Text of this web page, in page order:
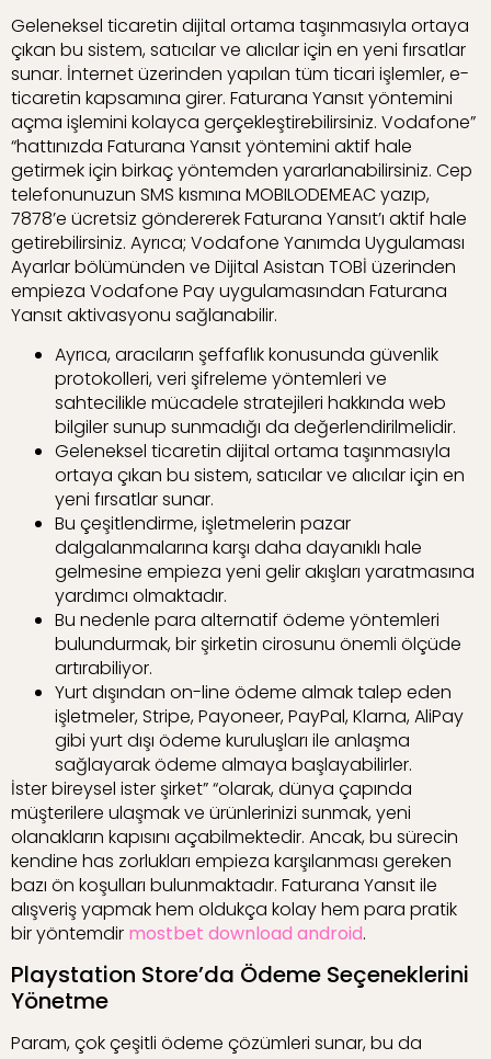
Geleneksel ticaretin dijital ortama taşınmasıyla ortaya
çıkan bu sistem, satıcılar ve alıcılar için en yeni fırsatlar
sunar. İnternet üzerinden yapılan tüm ticari işlemler, e-
ticaretin kapsamına girer. Faturana Yansıt yöntemini
açma işlemini kolayca gerçekleştirebilirsiniz. Vodafone”
“hattınızda Faturana Yansıt yöntemini aktif hale
getirmek için birkaç yöntemden yararlanabilirsiniz. Cep
telefonunuzun SMS kısmına MOBILODEMEAC yazıp,
7878’e ücretsiz göndererek Faturana Yansıt’ı aktif hale
getirebilirsiniz. Ayrıca; Vodafone Yanımda Uygulaması
Ayarlar bölümünden ve Dijital Asistan TOBİ üzerinden
empieza Vodafone Pay uygulamasından Faturana
Yansıt aktivasyonu sağlanabilir.
Ayrıca, aracıların şeffaflık konusunda güvenlik
protokolleri, veri şifreleme yöntemleri ve
sahtecilikle mücadele stratejileri hakkında web
bilgiler sunup sunmadığı da değerlendirilmelidir.
Geleneksel ticaretin dijital ortama taşınmasıyla
ortaya çıkan bu sistem, satıcılar ve alıcılar için en
yeni fırsatlar sunar.
Bu çeşitlendirme, işletmelerin pazar
dalgalanmalarına karşı daha dayanıklı hale
gelmesine empieza yeni gelir akışları yaratmasına
yardımcı olmaktadır.
Bu nedenle para alternatif ödeme yöntemleri
bulundurmak, bir şirketin cirosunu önemli ölçüde
artırabiliyor.
Yurt dışından on-line ödeme almak talep eden
işletmeler, Stripe, Payoneer, PayPal, Klarna, AliPay
gibi yurt dışı ödeme kuruluşları ile anlaşma
sağlayarak ödeme almaya başlayabilirler.
İster bireysel ister şirket” “olarak, dünya çapında
müşterilere ulaşmak ve ürünlerinizi sunmak, yeni
olanakların kapısını açabilmektedir. Ancak, bu sürecin
kendine has zorlukları empieza karşılanması gereken
bazı ön koşulları bulunmaktadır. Faturana Yansıt ile
alışveriş yapmak hem oldukça kolay hem para pratik
bir yöntemdir mostbet download android.
Playstation Store’da Ödeme Seçeneklerini
Yönetme
Param, çok çeşitli ödeme çözümleri sunar, bu da